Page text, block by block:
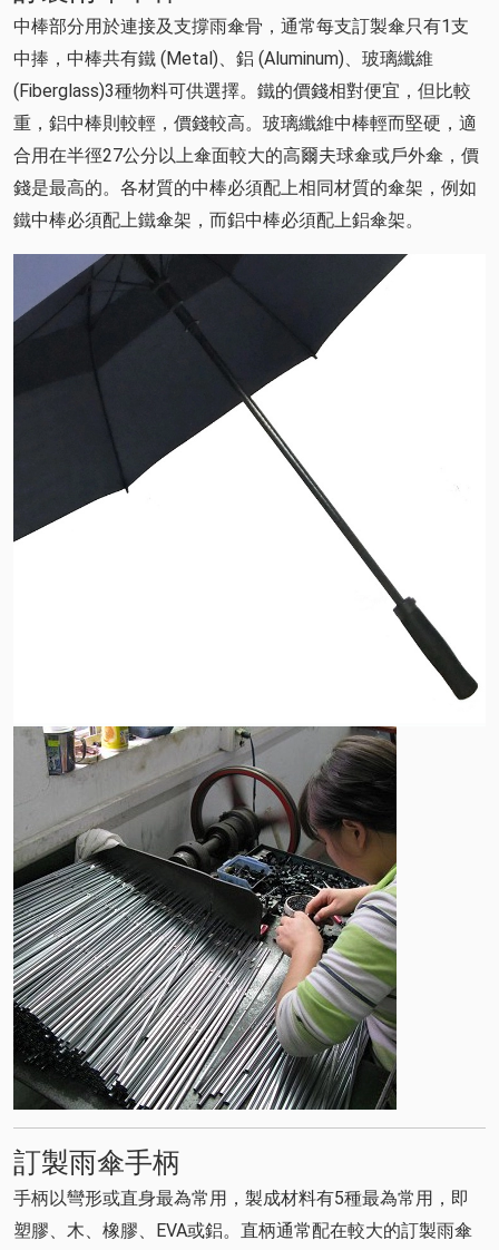
中棒部分用於連接及支撐雨傘骨，通常每支訂製傘只有1支
中捧，中棒共有鐵 (Metal)、鋁 (Aluminum)、玻璃纖維
(Fiberglass)3種物料可供選擇。鐵的價錢相對便宜，但比較
重，鋁中棒則較輕，價錢較高。玻璃纖維中棒輕而堅硬，適
合用在半徑27公分以上傘面較大的高爾夫球傘或戶外傘，價
錢是最高的。各材質的中棒必須配上相同材質的傘架，例如
鐵中棒必須配上鐵傘架，而鋁中棒必須配上鋁傘架。
訂製雨傘手柄
手柄以彎形或直身最為常用，製成材料有5種最為常用，即
塑膠、木、橡膠、EVA或鋁。直柄通常配在較大的訂製雨傘